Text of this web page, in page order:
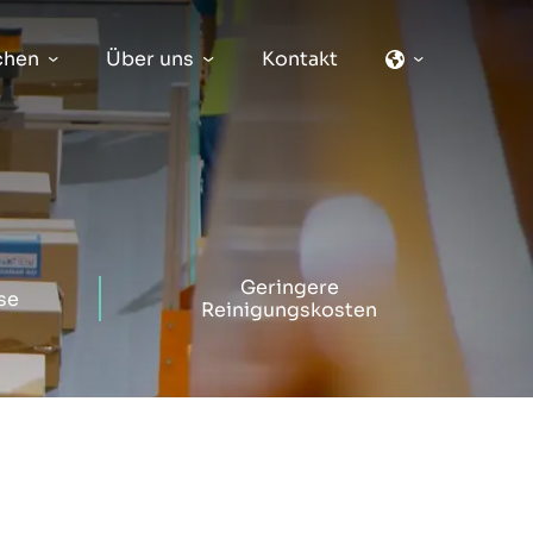
Über uns Kontakt
Geringere
Reinigungskosten